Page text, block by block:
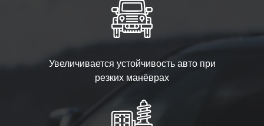
Увеличивается устойчивость авто при
резких манёврах